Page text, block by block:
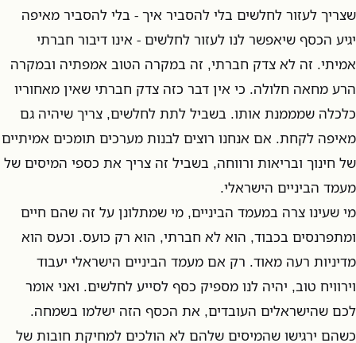
שצריך לעזור לחלשים בלי להסביר איך - בלי להסביר מאיפה
יגיע הכסף שיאפשר לנו לעזור לחלשים - אינו דיבור חברתי
אמיתי. זה לא צדק חברתי, זה במקרה הטוב אמפתיה ובמקרה
הרע מחאה חלולה. כי אין דבר כזה צדק חברתי שאין מאחוריו
כלכלה שמממנת אותו. בשביל לתת לחלשים, צריך שיהיה גם
מאיפה לקחת. אם אנחנו רוצים לבנות מערכים תומכים אמיתיים
של חינוך ובריאות ורווחה, בשביל זה צריך את כספי המיסים של
מעמד הביניים הישראלי.
מי שעינו צרה במעמד הביניים, מי שמתלונן על זה שהם חיים
ומתפרנסים בכבוד, הוא לא חברתי, הוא רק כועס. וכעס הוא
מדיניות רעה מאוד. רק אם מעמד הביניים הישראלי יעבוד
וירוויח טוב, יהיה לנו מספיק כסף לסייע לחלשים. ואני אומר
לכם שהישראלים העובדים, את הכסף הזה ישלמו בשמחה.
כשהם ירגישו שהמיסים שלהם לא הולכים למחיקת חובות של